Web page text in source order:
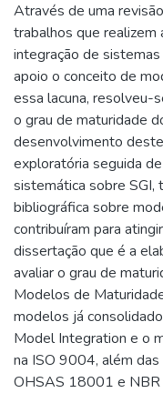
Através de uma
trabalhos que realizem
integração de
apoio o conceito de
essa lacuna, resolveu-
o grau de maturidade
desenvolvimento
exploratória seguida
sistemática sobre SGI,
bibliográfica sobre
contribuíram para
dissertação que é a
avaliar o grau de
Modelos de
modelos já
Model Integration e o
na ISO 9004, além
OHSAS 18001 e